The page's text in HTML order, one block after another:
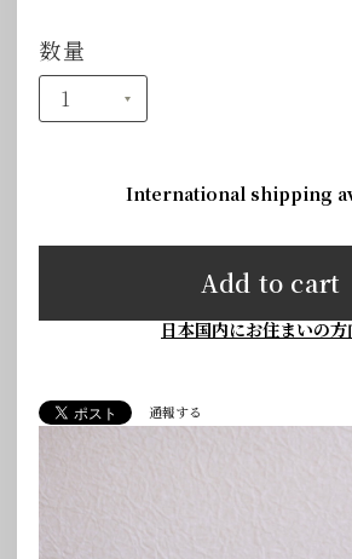
数量
International shipping
Add to cart
日本国内にお住まいの方
通報する